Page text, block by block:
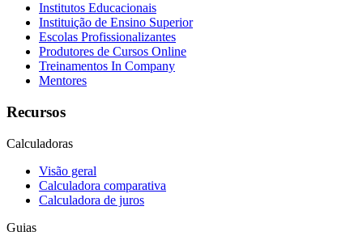
Institutos Educacionais
Instituição de Ensino Superior
Escolas Profissionalizantes
Produtores de Cursos Online
Treinamentos In Company
Mentores
Recursos
Calculadoras
Visão geral
Calculadora comparativa
Calculadora de juros
Guias